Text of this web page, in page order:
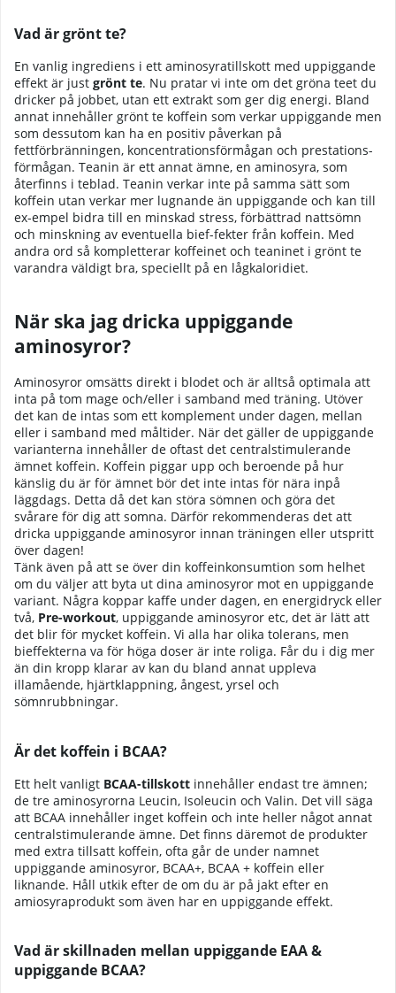
Vad är grönt te?
En vanlig ingrediens i ett aminosyratillskott med uppiggande
effekt är just grönt te. Nu pratar vi inte om det gröna teet du
dricker på jobbet, utan ett extrakt som ger dig energi. Bland
annat innehåller grönt te koffein som verkar uppiggande men
som dessutom kan ha en positiv påverkan på
fettförbränningen, koncentrationsförmågan och prestations-
förmågan. Teanin är ett annat ämne, en aminosyra, som
återfinns i teblad. Teanin verkar inte på samma sätt som
koffein utan verkar mer lugnande än uppiggande och kan till
ex-empel bidra till en minskad stress, förbättrad nattsömn
och minskning av eventuella bief-fekter från koffein. Med
andra ord så kompletterar koffeinet och teaninet i grönt te
varandra väldigt bra, speciellt på en lågkaloridiet.
När ska jag dricka uppiggande
aminosyror?
Aminosyror omsätts direkt i blodet och är alltså optimala att
inta på tom mage och/eller i samband med träning. Utöver
det kan de intas som ett komplement under dagen, mellan
eller i samband med måltider. När det gäller de uppiggande
varianterna innehåller de oftast det centralstimulerande
ämnet koffein. Koffein piggar upp och beroende på hur
känslig du är för ämnet bör det inte intas för nära inpå
läggdags. Detta då det kan störa sömnen och göra det
svårare för dig att somna. Därför rekommenderas det att
dricka uppiggande aminosyror innan träningen eller utspritt
över dagen!
Tänk även på att se över din koffeinkonsumtion som helhet
om du väljer att byta ut dina aminosyror mot en uppiggande
variant. Några koppar kaffe under dagen, en energidryck eller
två, Pre-workout, uppiggande aminosyror etc, det är lätt att
det blir för mycket koffein. Vi alla har olika tolerans, men
bieffekterna va för höga doser är inte roliga. Får du i dig mer
än din kropp klarar av kan du bland annat uppleva
illamående, hjärtklappning, ångest, yrsel och
sömnrubbningar.
Är det koffein i BCAA?
Ett helt vanligt BCAA-tillskott innehåller endast tre ämnen;
de tre aminosyrorna Leucin, Isoleucin och Valin. Det vill säga
att BCAA innehåller inget koffein och inte heller något annat
centralstimulerande ämne. Det finns däremot de produkter
med extra tillsatt koffein, ofta går de under namnet
uppiggande aminosyror, BCAA+, BCAA + koffein eller
liknande. Håll utkik efter de om du är på jakt efter en
amiosyraprodukt som även har en uppiggande effekt.
Vad är skillnaden mellan uppiggande EAA &
uppiggande BCAA?